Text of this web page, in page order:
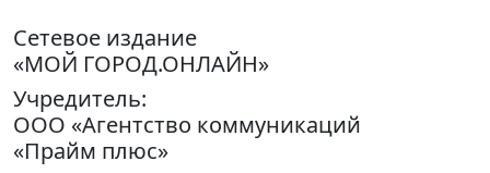
Сетевое издание
«МОЙ ГОРОД.ОНЛАЙН»
Учредитель:
ООО «Агентство коммуникаций
«Прайм плюс»